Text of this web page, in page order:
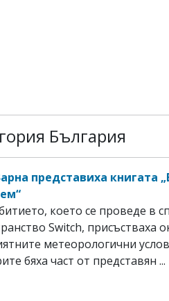
България
представиха книгата
което се проведе в
Switch, присъстваха
метеорологични
бяха част от представян ...